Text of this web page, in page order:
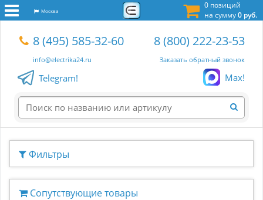
0 позиций
на сумму0 руб.
Москва
8 (495) 585-32-60
info@electrika24.ru
8 (800) 222-23-53
Заказать обратный звонок
Telegram! Max!
Фильтры
Сопутствующие товары